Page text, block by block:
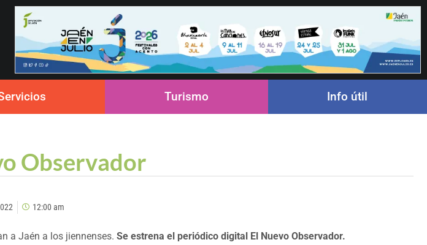
Turismo Info útil
Observador
12:00 am
a Jaén a los jiennenses. Se estrena el periódico digital El Nuevo Observador.